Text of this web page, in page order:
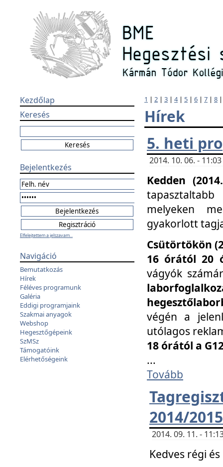
Kezdőlap
Keresés
Bejelentkezés
Elfelejtettem a jelszavam...
Navigáció
Bemutatkozás
Hírek
Féléves programunk
Galéria
Eddigi programjaink
Szakmai anyagok
Webshop
Hegesztőgépeink
SzMSz
Támogatóink
Elérhetőségeink
1 | 2 | 3 | 4| 5 | 6 | 7 | 8
Hírek
5. heti
2014. 10. 06. -
Kedden
melyeken
gyakorlott
Csütörtökön
16 órától 20
vágyók
végén a
utólagos
18 órától a
...
Tovább
2014/
2014. 09. 11. -
Kedves régi